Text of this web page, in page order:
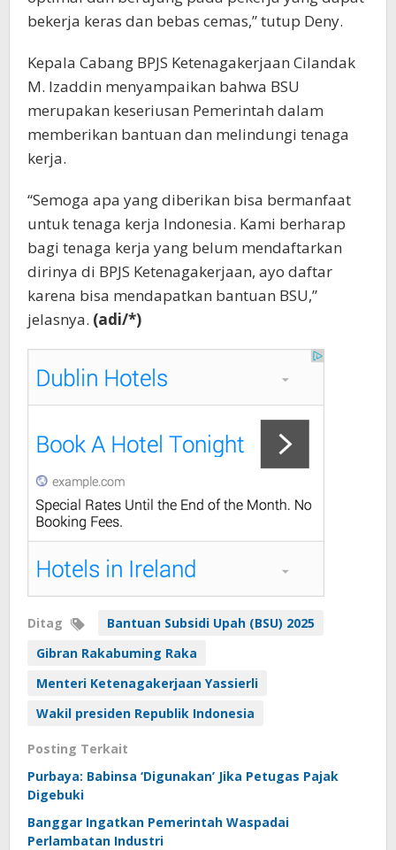
bekerja keras dan bebas cemas,” tutup Deny.
Kepala Cabang BPJS Ketenagakerjaan Cilandak
M. Izaddin menyampaikan bahwa BSU
merupakan keseriusan Pemerintah dalam
memberikan bantuan dan melindungi tenaga
kerja.
“Semoga apa yang diberikan bisa bermanfaat
untuk tenaga kerja Indonesia. Kami berharap
bagi tenaga kerja yang belum mendaftarkan
dirinya di BPJS Ketenagakerjaan, ayo daftar
karena bisa mendapatkan bantuan BSU,”
jelasnya. (adi/*)
Ditag
Bantuan Subsidi Upah (BSU) 2025
Gibran Rakabuming Raka
Menteri Ketenagakerjaan Yassierli
Wakil presiden Republik Indonesia
Posting Terkait
Purbaya: Babinsa ‘Digunakan’ Jika Petugas Pajak
Digebuki
Banggar Ingatkan Pemerintah Waspadai
Perlambatan Industri